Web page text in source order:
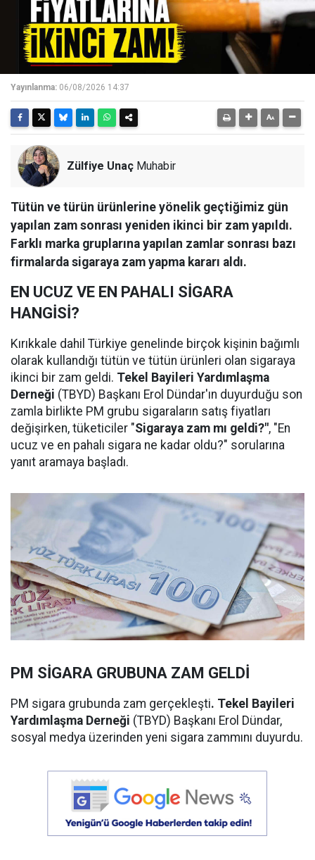
Yayınlanma: 06/08/2026 14:37
Zülfiye Unaç Muhabir
Tütün ve türün ürünlerine yönelik geçtiğimiz gün
yapılan zam sonrası yeniden ikinci bir zam yapıldı.
Farklı marka gruplarına yapılan zamlar sonrası bazı
firmalarda sigaraya zam yapma kararı aldı.
EN UCUZ VE EN PAHALI SİGARA
HANGİSİ?
Kırıkkale dahil Türkiye genelinde birçok kişinin bağımlı
olarak kullandığı tütün ve tütün ürünleri olan sigaraya
ikinci bir zam geldi. Tekel Bayileri Yardımlaşma
Derneği (TBYD) Başkanı Erol Dündar'ın duyurduğu son
zamla birlikte PM grubu sigaraların satış fiyatları
değişirken, tüketiciler "Sigaraya zam mı geldi?", "En
ucuz ve en pahalı sigara ne kadar oldu?" sorularına
yanıt aramaya başladı.
PM SİGARA GRUBUNA ZAM GELDİ
PM sigara grubunda zam gerçekleşti. Tekel Bayileri
Yardımlaşma Derneği (TBYD) Başkanı Erol Dündar,
sosyal medya üzerinden yeni sigara zammını duyurdu.